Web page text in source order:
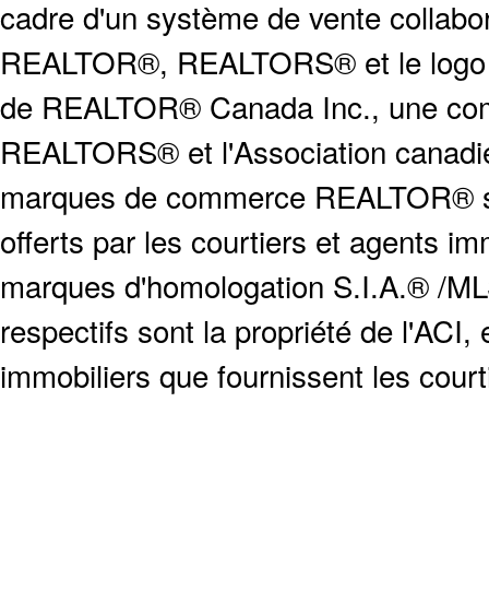
cadre d'un système de vente
REALTOR®, REALTORS® et le
de REALTOR® Canada Inc., une
REALTORS® et l'Association
marques de commerce
offerts par les courtiers et agents
marques d'homologation S.I.A.® /
respectifs sont la propriété de
immobiliers que fournissent les